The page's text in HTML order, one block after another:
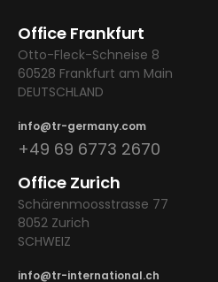
Office Frankfurt
Otto-Fleck-Schneise 8
60528 Frankfurt am Main
DEUTSCHLAND
info@tr-germany.com
+49 69 6773 2670
Office Zurich
Schärenmoosstrasse 77
8052 Zurich
SCHWEIZ
info@tr-international.ch